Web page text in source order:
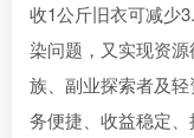
收1公斤旧衣可减少
染问题，又实现资
族、副业探索者及
务便捷、收益稳定